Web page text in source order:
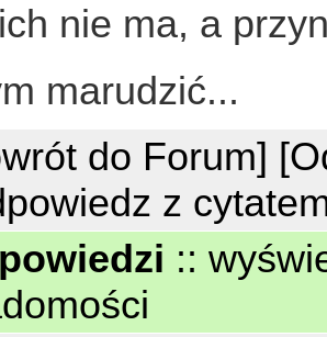
nie ma, a
marudzić...
do Forum]
z
::